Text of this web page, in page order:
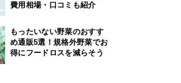
費用相場・口コミも紹介
もったいない野菜のおすす
め通販5選！規格外野菜でお
得にフードロスを減らそう